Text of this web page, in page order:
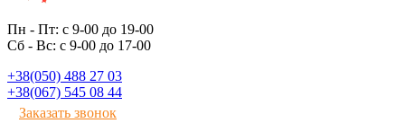
Пн - Пт: с 9-00 до 19-00
Сб - Вс: с 9-00 до 17-00
+38(050) 488 27 03
+38(067) 545 08 44
Заказать звонок